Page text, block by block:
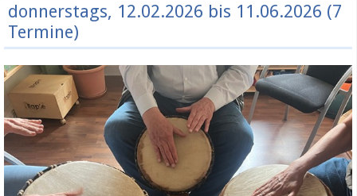
donnerstags, 12.02.2026 bis 11.06.2026 (7
Termine)